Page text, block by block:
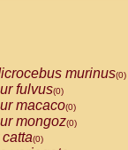
(0)
(0)
(0)
(0)
murinus(0)
fulvus(0)
macaco(0)
mongoz(0)
(0)